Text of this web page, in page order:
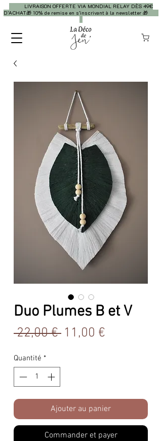
LIVRAISON OFFERTE VIA MONDIAL RELAY DÈS 49€
D’ACHAT🎁 10% de remise en s’inscrivant à la newsletter 🎁
Duo Plumes B et V
22,00 € Prix
11,00 €
Quantité *
Ajouter au panier
Commander et payer